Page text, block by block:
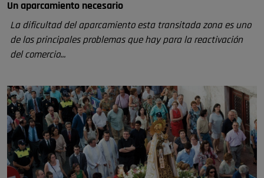
Un aparcamiento necesario
La dificultad del aparcamiento esta transitada zona es uno
de los principales problemas que hay para la reactivación
del comercio...